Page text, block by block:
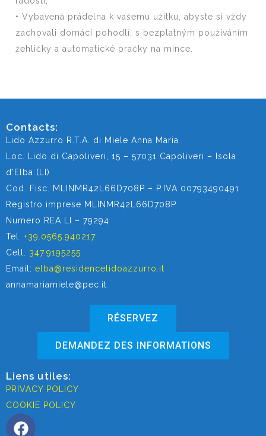
• Vybavená prádelna k vašemu užitku, abyste si vždy
zachovali domácí pohodlí, s bezplatným používáním
žehličky a automatické pračky na mince.
Contacts:
Lido Azzurro R.T.A. di Miele Anna Maria
Loc. Lido di Capoliveri, 15 – 57031 Capoliveri – Isola
d’Elba (LI)
Cod. Fisc. MLINMR42L66D708P – P.IVA 00793490491
Registro imprese MLINMR42L66D708P
Numero REA LI – 79294
Tel. +39.0565.940217
Cell. 347.9195255
Email: elba@residencelidoazzurro.it
annamariamiele@pec.it
RÉSERVEZ
DEMANDEZ DES INFORMATIONS
Liens utiles:
PRIVACY POLICY
COOKIE POLICY